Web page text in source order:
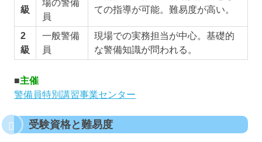
級
場の警備
員
ての指導が可能。難易度が高い。
2
級
一般警備
員
現場での実務担当が中心。基礎的
な警備知識が問われる。
■主催
警備員特別講習事業センター
受験資格と難易度